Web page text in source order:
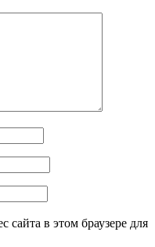
сайта в этом браузере для